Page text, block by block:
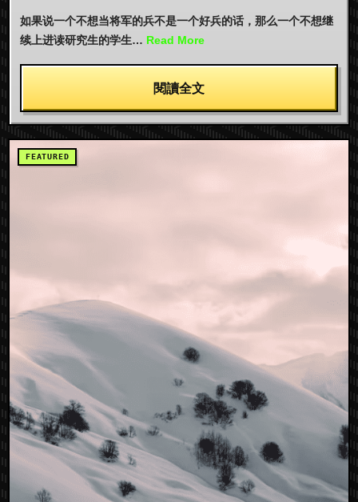
如果说一个不想当将军的兵不是一个好兵的话，那么一个不想继
续上进读研究生的学生… Read More
閱讀全文